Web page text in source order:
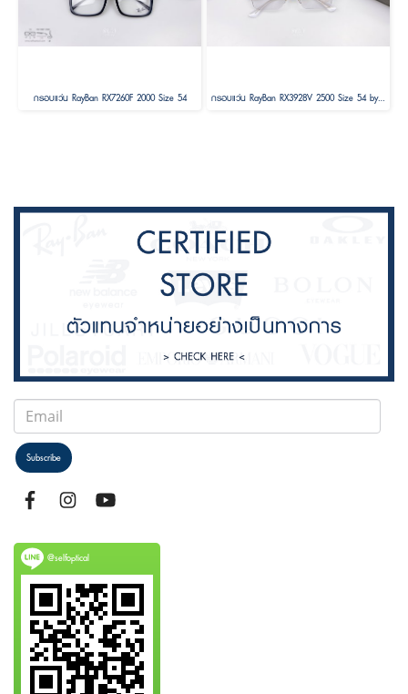
กรอบแว่น RayBan RX7260F 2000 Size 54 กรอบแว่น RayBan RX3928V 2500 Size 54 by A$AP ASAP Rocky
Subscribe
@selfoptical